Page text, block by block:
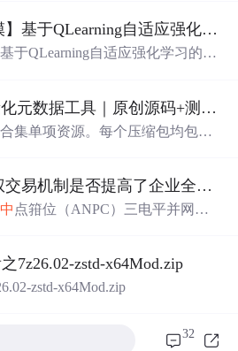
【水下机器人建模】基于QLearning自适应强化学习PID控制器在AUV
于QLearning自适应强化学习的PI
QLearning与传统PID控制相结合的
、时变及非线性水下环境中的自
PID控制器的比例、积分和微分参
、响应速度、超调量等性能指标
仿真实验验证了该复合控制策略
学习在智能水下装备自主控制领
论基
Matlab编程能力的研究生、科研
视频模型GGUF量化元数据工具｜原创源码+测试+离线报告
集单项资源。每个压缩包均包含
行说明、功能清单、MIT License
18+ 可直接运行，零第三方运行
顶刊复现：排污权交易机制是否提高了企业全要素生产率 -来自
中 点箝位（ANPC）三电平并网逆
策略。通过深入分析ANPC三电
中 点电位可控性及输出谐波低等
电流电压的总谐波畸变率，优化
7z26.02-zstd-x64Mod.zip
zstd-x64Mod.zip
32